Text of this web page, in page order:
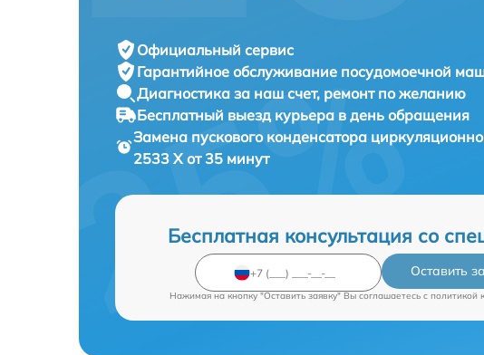
Официальный сервис
Гарантийное обслуживание посудомоечной
Диагностика за наш счет, ремонт по желанию
Бесплатный выезд курьера в день обращения
Замена пускового конденсатора
2533 X от 35 минут
Бесплатная консультация со
Оставить
Нажимая на кнопку "Оставить заявку" Вы соглашаетесь c политикой